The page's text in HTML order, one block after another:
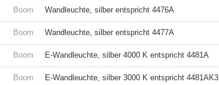
Boom Wandleuchte, silber entspricht 4476A
Boom Wandleuchte, silber entspricht 4477A
Boom E-Wandleuchte, silber 4000 K entspricht 4481A
Boom E-Wandleuchte, silber 3000 K entspricht 4481AK3